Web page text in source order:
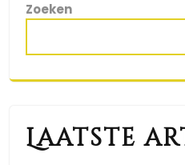
Zoeken
Laatste